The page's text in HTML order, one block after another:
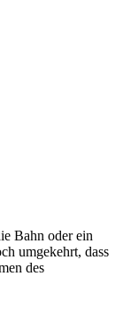
Bahn oder ein
umgekehrt, dass
des